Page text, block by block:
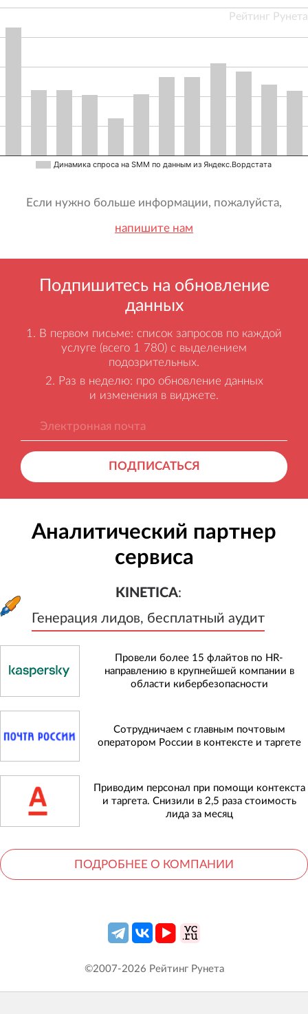
Динамика спроса на SMM по данным из Яндекс.Вордстата
Рейтинг Рунета
Если нужно больше информации, пожалуйста,
напишите нам
Подпишитесь на обновление
данных
В первом письме: список запросов по каждой
услуге (всего 1 780) с выделением
подозрительных.
Раз в неделю: про обновление данных
и изменения в виджете.
ПОДПИСАТЬСЯ
Аналитический партнер
сервиса
KINETICA:
Генерация лидов, бесплатный аудит
Генерация лидов, бесплатный
Провели более 15 флайтов по HR-
направлению в крупнейшей компании в
области кибербезопасности
Сотрудничаем с главным почтовым
оператором России в контексте и таргете
Приводим персонал при помощи контекста
и таргета. Снизили в 2,5 раза стоимость
лида за месяц
ПОДРОБНЕЕ О КОМПАНИИ
©2007-2026 Рейтинг Рунета